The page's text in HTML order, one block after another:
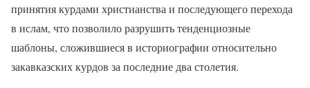
принятия курдами христианства и последующего перехода
в ислам, что позволило разрушить тенденциозные
шаблоны, сложившиеся в историографии относительно
закавказских курдов за последние два столетия.